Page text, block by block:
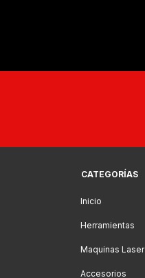
CATEGORÍAS
Inicio
Herramientas
Maquinas Laser
Accesorios